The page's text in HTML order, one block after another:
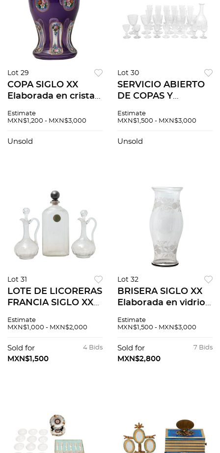
Lot 29
COPA SIGLO XX
Elaborada en cristal
Decorado a mano
y esmalte dorado
Estimate
MXN$1,200 - MXN$3,000
Unsold
Lot 30
SERVICIO ABIERTO
DE COPAS Y
XX Elaboradas en
Decoración estriada
Estimate
MXN$1,500 - MXN$3,000
Unsold
Lot 31
LOTE DE LICORERAS
FRANCIA SIGLO XX
transparente
Con tapones, 1 de
metal plateado...
Estimate
MXN$1,000 - MXN$2,000
4 Bids
Sold for
MXN$1,500
Lot 32
BRISERA SIGLO XX
Elaborada en vidrio
Decoración
esmerilada Diseño
orgánico abombado
Estimate
MXN$1,500 - MXN$3,000
7 Bids
Sold for
MXN$2,800